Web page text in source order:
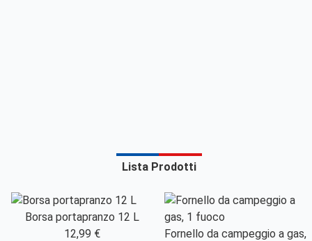
Lista Prodotti
Borsa portapranzo 12 L
12,99 €
Fornello da campeggio a gas,